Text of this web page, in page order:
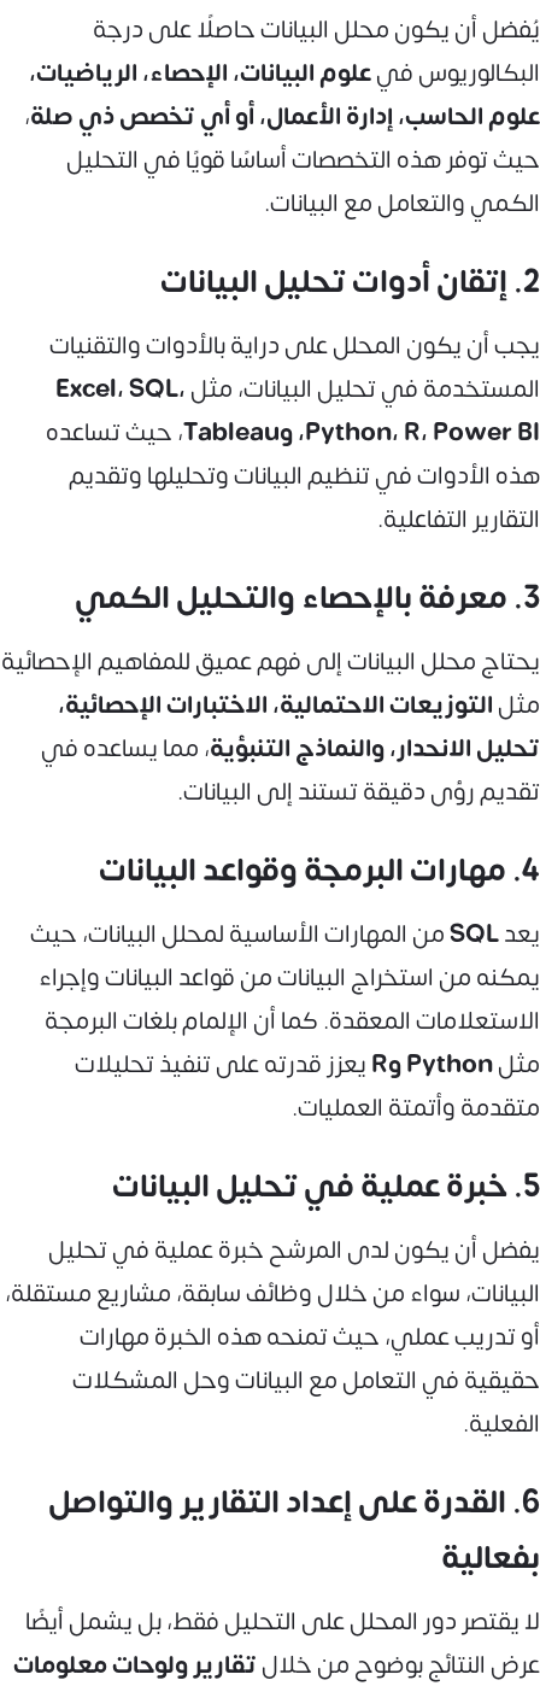
يُفضل أن يكون محلل البيانات حاصلًا على درجة
البكالوريوس فيعلوم البيانات، الإحصاء، الرياضيات،
علوم الحاسب، إدارة الأعمال، أو أي تخصص ذي صلة،
حيث توفر هذه التخصصات أساسًا قويًا في التحليل
الكمي والتعامل مع البيانات.
2. إتقان أدوات تحليل البيانات
يجب أن يكون المحلل على دراية بالأدوات والتقنيات
المستخدمة في تحليل البيانات، مثلExcel، SQL،
Python، R، Power BI، وTableau
، حيث تساعده
هذه الأدوات في تنظيم البيانات وتحليلها وتقديم
التقارير التفاعلية.
3. معرفة بالإحصاء والتحليل الكمي
يحتاج محلل البيانات إلى فهم عميق للمفاهيم الإحصائية
مثلالتوزيعات الاحتمالية، الاختبارات الإحصائية،
تحليل الانحدار، والنماذج التنبؤية، مما يساعده في
تقديم رؤى دقيقة تستند إلى البيانات.
4. مهارات البرمجة وقواعد البيانات
يعدSQLمن المهارات الأساسية لمحلل البيانات، حيث
يمكنه من استخراج البيانات من قواعد البيانات وإجراء
الاستعلامات المعقدة. كما أن الإلمام بلغات البرمجة
مثلPython وR
يعزز قدرته على تنفيذ تحليلات
متقدمة وأتمتة العمليات.
5. خبرة عملية في تحليل البيانات
يفضل أن يكون لدى المرشح خبرة عملية في تحليل
البيانات، سواء من خلال وظائف سابقة، مشاريع مستقلة،
أو تدريب عملي، حيث تمنحه هذه الخبرة مهارات
حقيقية في التعامل مع البيانات وحل المشكلات
الفعلية.
6. القدرة على إعداد التقارير والتواصل
بفعالية
لا يقتصر دور المحلل على التحليل فقط، بل يشمل أيضًا
عرض النتائج بوضوح من خلالتقارير ولوحات معلومات